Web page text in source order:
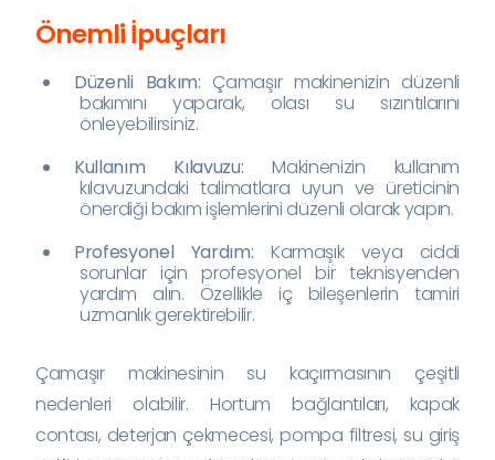
Önemli İpuçları
Düzenli Bakım: Çamaşır makinenizin düzenli
bakımını yaparak, olası su sızıntılarını
önleyebilirsiniz.
Kullanım Kılavuzu: Makinenizin kullanım
kılavuzundaki talimatlara uyun ve üreticinin
önerdiği bakım işlemlerini düzenli olarak yapın.
Profesyonel Yardım: Karmaşık veya ciddi
sorunlar için profesyonel bir teknisyenden
yardım alın. Özellikle iç bileşenlerin tamiri
uzmanlık gerektirebilir.
Çamaşır makinesinin su kaçırmasının çeşitli
nedenleri olabilir. Hortum bağlantıları, kapak
contası, deterjan çekmecesi, pompa filtresi, su giriş